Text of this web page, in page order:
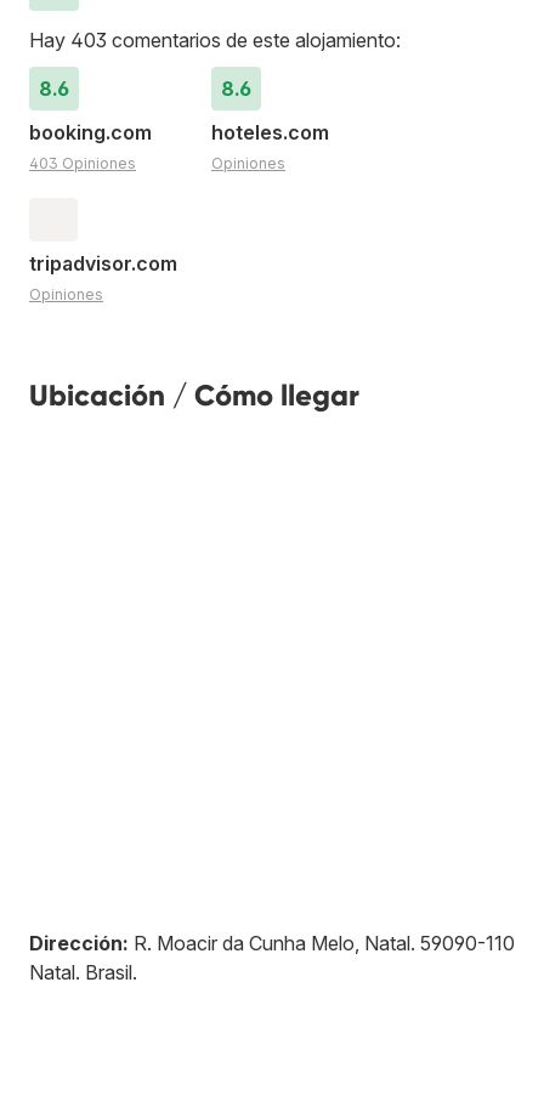
Hay 403 comentarios de este alojamiento:
8.6
booking.com
403 Opiniones
8.6
hoteles.com
Opiniones
tripadvisor.com
Opiniones
Ubicación / Cómo llegar
Dirección: R. Moacir da Cunha Melo, Natal. 59090-110
Natal. Brasil.